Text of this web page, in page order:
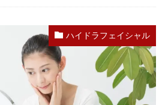
ハイドラフェイシャル